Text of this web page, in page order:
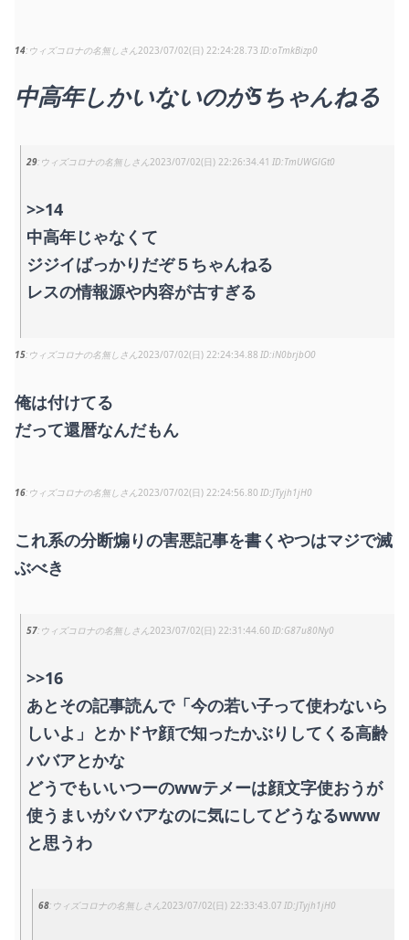
14 ウィズコロナの名無しさん2023/07/02(日) 22:24:28.73 oTmkBizp0
中高年しかいないのが5ちゃんねる
29 ウィズコロナの名無しさん2023/07/02(日) 22:26:34.41 TmUWGlGt0
>>14
中高年じゃなくて
ジジイばっかりだぞ５ちゃんねる
レスの情報源や内容が古すぎる
15 ウィズコロナの名無しさん2023/07/02(日) 22:24:34.88 iN0brjbO0
俺は付けてる
だって還暦なんだもん
16 ウィズコロナの名無しさん2023/07/02(日) 22:24:56.80 JTyjh1jH0
これ系の分断煽りの害悪記事を書くやつはマジで滅
ぶべき
57 ウィズコロナの名無しさん2023/07/02(日) 22:31:44.60 G87u80Ny0
>>16
あとその記事読んで「今の若い子って使わないら
しいよ」とかドヤ顔で知ったかぶりしてくる高齢
ババアとかな
どうでもいいつーのwwテメーは顔文字使おうが
使うまいがババアなのに気にしてどうなるwww
と思うわ
68 ウィズコロナの名無しさん2023/07/02(日) 22:33:43.07 JTyjh1jH0